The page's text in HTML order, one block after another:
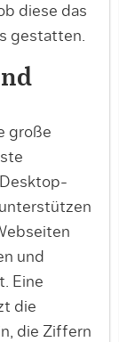
diese das
gestatten.
große
und
Eine
die
die Ziffern